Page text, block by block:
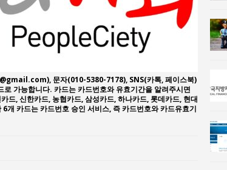
문자(010-5380-7178), SNS(카톡, 페이스북)
가능합니다. 카드는 카드번호와 유효기간을 알려주시면
드, 신한카드, 농협카드, 삼성카드, 하나카드, 롯데카드, 현대
개 카드는 카드번호 승인 서비스, 즉 카드번호와 카드유효기